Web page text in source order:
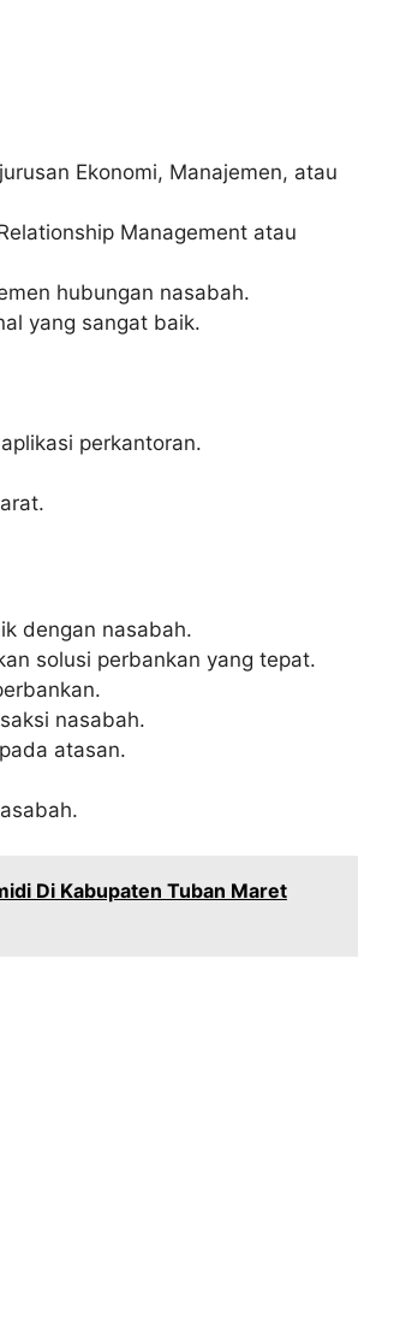
Ekonomi, Manajemen, atau
Management atau
hubungan nasabah.
yang sangat baik.
perkantoran.
dengan nasabah.
solusi perbankan yang tepat.
nasabah.
atasan.
Di Kabupaten Tuban Maret